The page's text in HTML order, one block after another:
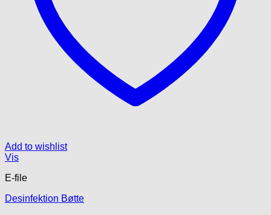
Add to wishlist
Vis
E-file
Desinfektion Bøtte